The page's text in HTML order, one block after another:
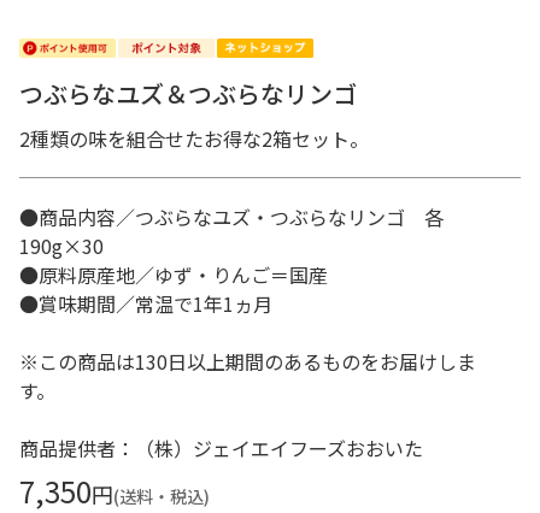
つぶらなユズ＆つぶらなリンゴ
2種類の味を組合せたお得な2箱セット。
●商品内容／つぶらなユズ・つぶらなリンゴ 各
190g×30
●原料原産地／ゆず・りんご＝国産
●賞味期間／常温で1年1ヵ月
※この商品は130日以上期間のあるものをお届けしま
す。
商品提供者：（株）ジェイエイフーズおおいた
7,350円(送料・税込)